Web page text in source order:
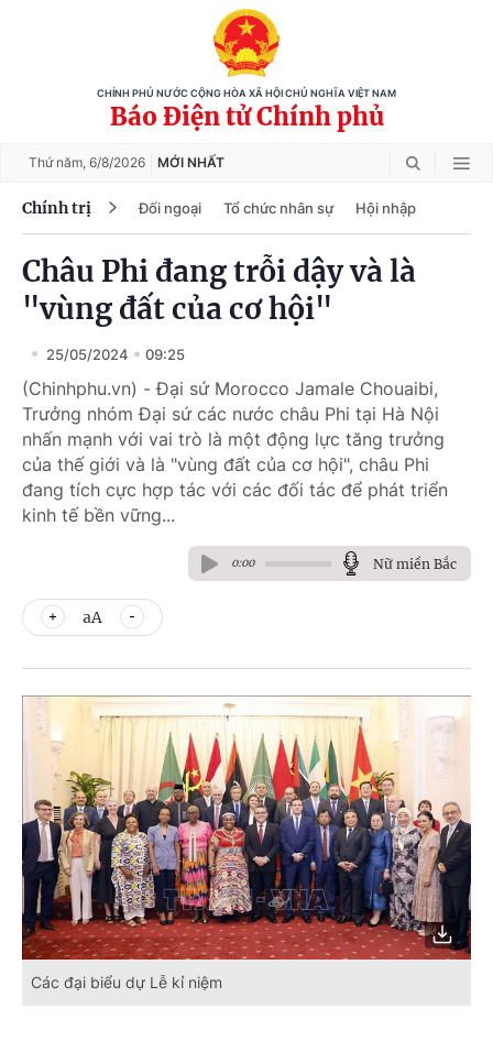
CHÍNH PHỦ NƯỚC CỘNG HÒA XÃ HỘI CHỦ NGHĨA VIỆT NAM
Báo Điện tử Chính phủ
Thứ năm, 6/8/2026 MỚI NHẤT
Chính trị Đối ngoại Tổ chức nhân sự Hội nhập
Châu Phi đang trỗi dậy và là
"vùng đất của cơ hội"
25/05/2024 09:25
(Chinhphu.vn) - Đại sứ Morocco Jamale Chouaibi,
Trưởng nhóm Đại sứ các nước châu Phi tại Hà Nội
nhấn mạnh với vai trò là một động lực tăng trưởng
của thế giới và là "vùng đất của cơ hội", châu Phi
đang tích cực hợp tác với các đối tác để phát triển
kinh tế bền vững...
0:00 Nữ miền Bắc
aA
Các đại biểu dự Lễ kỉ niệm